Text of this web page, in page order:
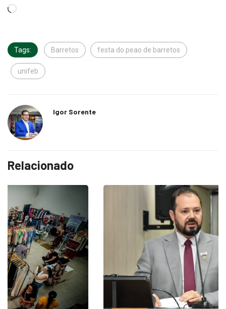
Tags: Barretos festa do peao de barretos
unifeb
Igor Sorente
Relacionado